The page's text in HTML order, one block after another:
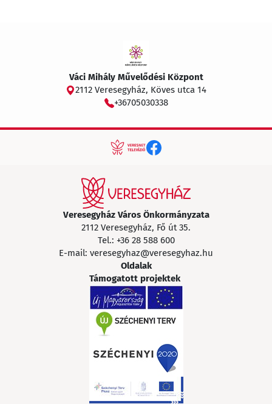
Váci Mihály Művelődési Központ
2112 Veresegyház, Köves utca 14
+36705030338
Veresegyház Város Önkormányzata
2112 Veresegyház, Fő út 35.
Tel.: +36 28 588 600
E-mail: veresegyhaz@veresegyhaz.hu
Oldalak
Támogatott projektek